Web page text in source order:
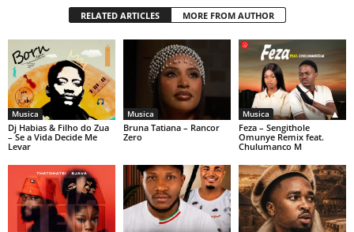
RELATED ARTICLES MORE FROM AUTHOR
Musica
Dj Habias & Filho do Zua
– Se a Vida Decide Me
Levar
Musica
Bruna Tatiana – Rancor
Zero
Musica
Feza – Sengithole
Omunye Remix feat.
Chulumanco M